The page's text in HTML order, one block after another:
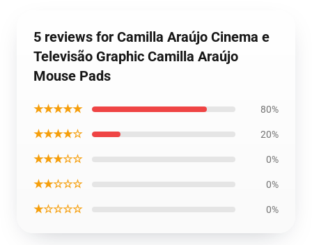
5 reviews for Camilla Araújo Cinema e
Televisão Graphic Camilla Araújo
Mouse Pads
★★★★★ 80%
★★★★☆ 20%
★★★☆☆ 0%
★★☆☆☆ 0%
★☆☆☆☆ 0%